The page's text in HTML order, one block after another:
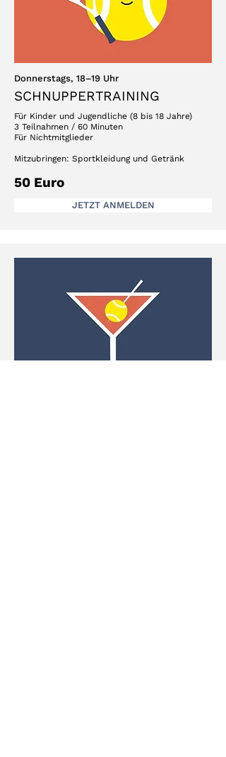
Donnerstags, 18–19 Uhr
SCHNUPPERTRAINING
Für Kinder und Jugendliche (8 bis 18 Jahre)
3 Teilnahmen / 60 Minuten
Für Nichtmitglieder
Mitzubringen: Sportkleidung und Getränk
50 Euro
JETZT ANMELDEN